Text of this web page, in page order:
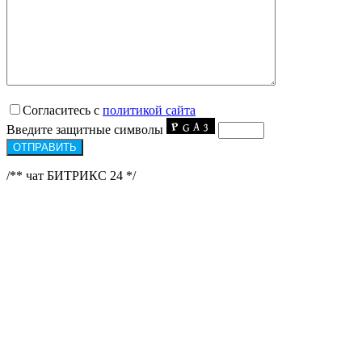
Согласитесь с политикой сайта
Введите защитные символы
/** чат БИТРИКС 24 */